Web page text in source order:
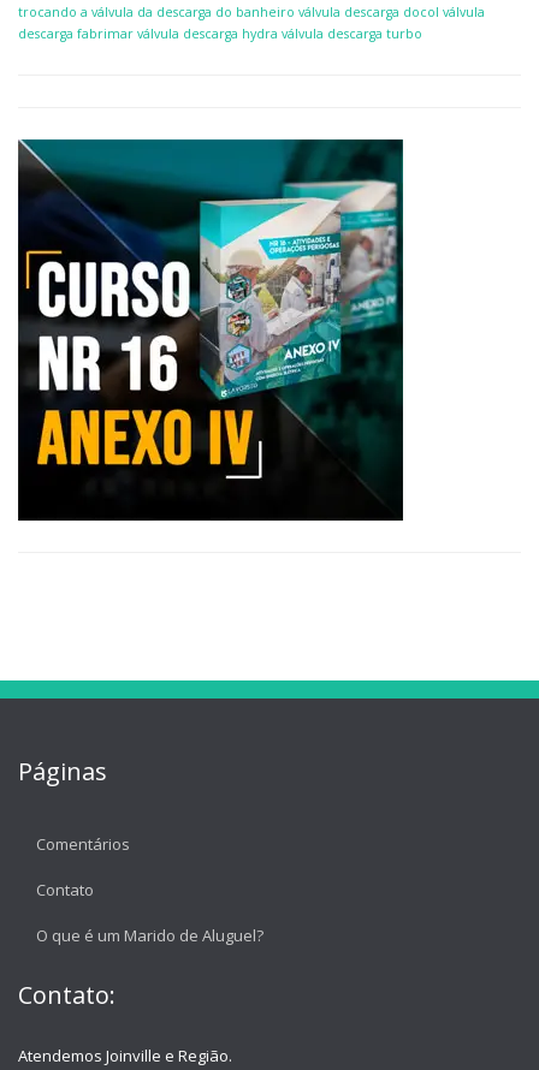
trocando a válvula da descarga do banheiro válvula descarga docol válvula
descarga fabrimar válvula descarga hydra válvula descarga turbo
Páginas
Comentários
Contato
O que é um Marido de Aluguel?
Contato:
Atendemos Joinville e Região.